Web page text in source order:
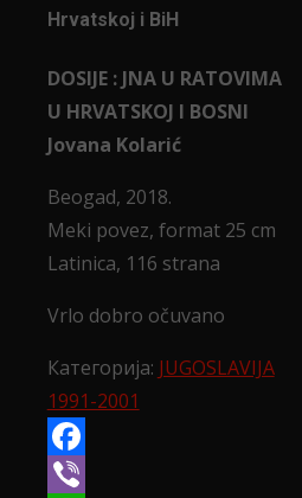
Hrvatskoj i BiH
DOSIJE : JNA U RATOVIMA
U HRVATSKOJ I BOSNI
Jovana Kolarić
Beogad, 2018.
Meki povez, format 25 cm
Latinica, 116 strana
Vrlo dobro očuvano
Категорија: JUGOSLAVIJA
1991-2001
Facebook